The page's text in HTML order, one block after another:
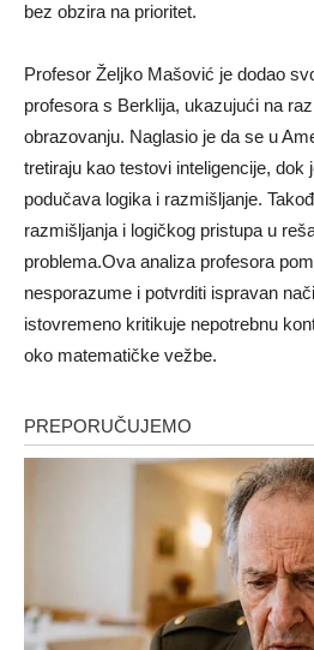
bez obzira na prioritet.
Profesor Željko Mašović je dodao
profesora s Berklija, ukazujući na
obrazovanju. Naglasio je da se u
tretiraju kao testovi inteligencije, dok
podučava logika i razmišljanje.
razmišljanja i logičkog pristupa u
problema.Ova analiza profesora
nesporazume i potvrditi ispravan
istovremeno kritikuje nepotrebnu
oko matematičke vežbe.